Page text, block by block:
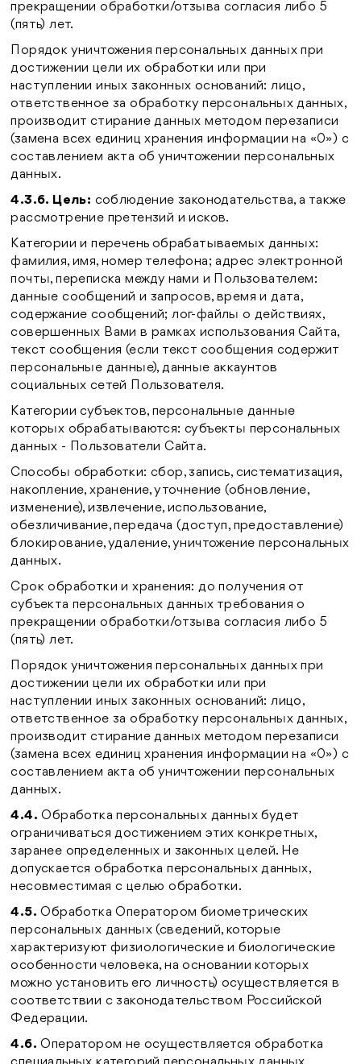
прекращении обработки/отзыва согласия либо 5
(пять) лет.
Порядок уничтожения персональных данных при
достижении цели их обработки или при
наступлении иных законных оснований: лицо,
ответственное за обработку персональных данных,
производит стирание данных методом перезаписи
(замена всех единиц хранения информации на «0») с
составлением акта об уничтожении персональных
данных.
4.3.6. Цель: соблюдение законодательства, а также
рассмотрение претензий и исков.
Категории и перечень обрабатываемых данных:
фамилия, имя, номер телефона; адрес электронной
почты, переписка между нами и Пользователем:
данные сообщений и запросов, время и дата,
содержание сообщений; лог-файлы о действиях,
совершенных Вами в рамках использования Сайта,
текст сообщения (если текст сообщения содержит
персональные данные), данные аккаунтов
социальных сетей Пользователя.
Категории субъектов, персональные данные
которых обрабатываются: субъекты персональных
данных - Пользователи Сайта.
Способы обработки: сбор, запись, систематизация,
накопление, хранение, уточнение (обновление,
изменение), извлечение, использование,
обезличивание, передача (доступ, предоставление)
блокирование, удаление, уничтожение персональных
данных.
Срок обработки и хранения: до получения от
субъекта персональных данных требования о
прекращении обработки/отзыва согласия либо 5
(пять) лет.
Порядок уничтожения персональных данных при
достижении цели их обработки или при
наступлении иных законных оснований: лицо,
ответственное за обработку персональных данных,
производит стирание данных методом перезаписи
(замена всех единиц хранения информации на «0») с
составлением акта об уничтожении персональных
данных.
4.4.Обработка персональных данных будет
ограничиваться достижением этих конкретных,
заранее определенных и законных целей. Не
допускается обработка персональных данных,
несовместимая с целью обработки.
4.5. Обработка Оператором биометрических
персональных данных (сведений, которые
характеризуют физиологические и биологические
особенности человека, на основании которых
можно установить его личность) осуществляется в
соответствии с законодательством Российской
Федерации.
4.6. Оператором не осуществляется обработка